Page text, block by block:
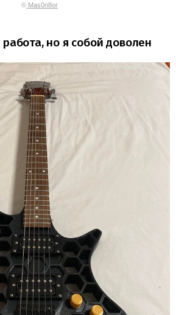
© Mas0n8or
но я собой доволен